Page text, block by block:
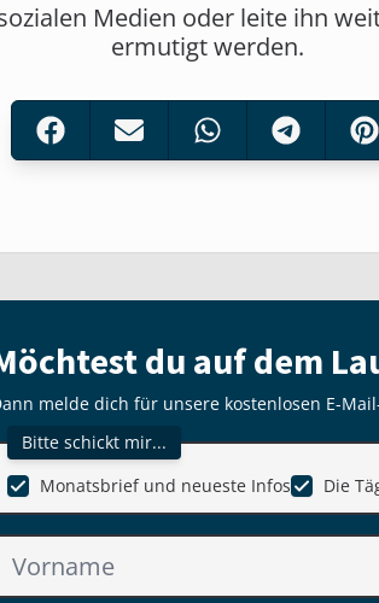
Medien oder leite ihn
ermutigt werden.
du auf dem
melde dich für unsere kostenlosen E-
Bitte schickt mir...
Monatsbrief und neueste Infos
Die